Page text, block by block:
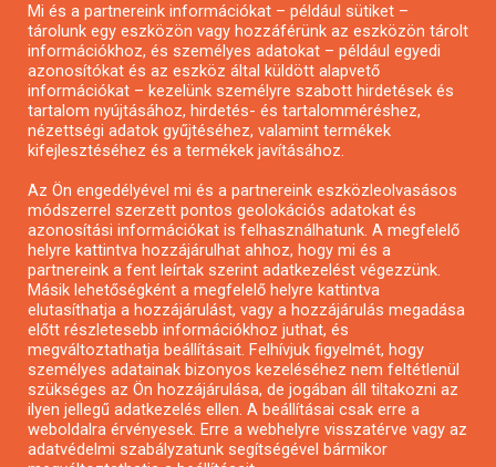
Pályázatírás civil szervezeteknek
Pályázatírás önkormányzatoknak
Pályázatfigyelés
Specifikus pályázatfigyelés vagy hírlevél
Pályázatok magánszemélyeknek
Pályázatok civil szervezeteknek
Pályázatok vállalkozásoknak
Önkormányzati pályázatok
Mezőgazdasági pályázatok
Falusi turizmus pályázatok
Napelem pályázatok
GINOP pályázatok
Mi és a partnereink információkat – például sütiket –
tárolunk egy eszközön vagy hozzáférünk az eszközön tárolt
információkhoz, és személyes adatokat – például egyedi
azonosítókat és az eszköz által küldött alapvető
információkat – kezelünk személyre szabott hirdetések és
tartalom nyújtásához, hirdetés- és tartalomméréshez,
nézettségi adatok gyűjtéséhez, valamint termékek
kifejlesztéséhez és a termékek javításához.
Az Ön engedélyével mi és a partnereink eszközleolvasásos
módszerrel szerzett pontos geolokációs adatokat és
azonosítási információkat is felhasználhatunk. A megfelelő
helyre kattintva hozzájárulhat ahhoz, hogy mi és a
partnereink a fent leírtak szerint adatkezelést végezzünk.
Másik lehetőségként a megfelelő helyre kattintva
elutasíthatja a hozzájárulást, vagy a hozzájárulás megadása
előtt részletesebb információkhoz juthat, és
megváltoztathatja beállításait. Felhívjuk figyelmét, hogy
személyes adatainak bizonyos kezeléséhez nem feltétlenül
szükséges az Ön hozzájárulása, de jogában áll tiltakozni az
ilyen jellegű adatkezelés ellen. A beállításai csak erre a
weboldalra érvényesek. Erre a webhelyre visszatérve vagy az
adatvédelmi szabályzatunk segítségével bármikor